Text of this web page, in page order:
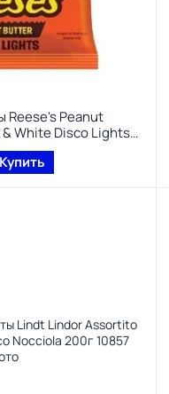
Reese's Peanut
White Disco Lights
Купить